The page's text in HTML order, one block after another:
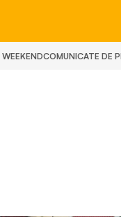
WEEKENDCOMUNICATE DE